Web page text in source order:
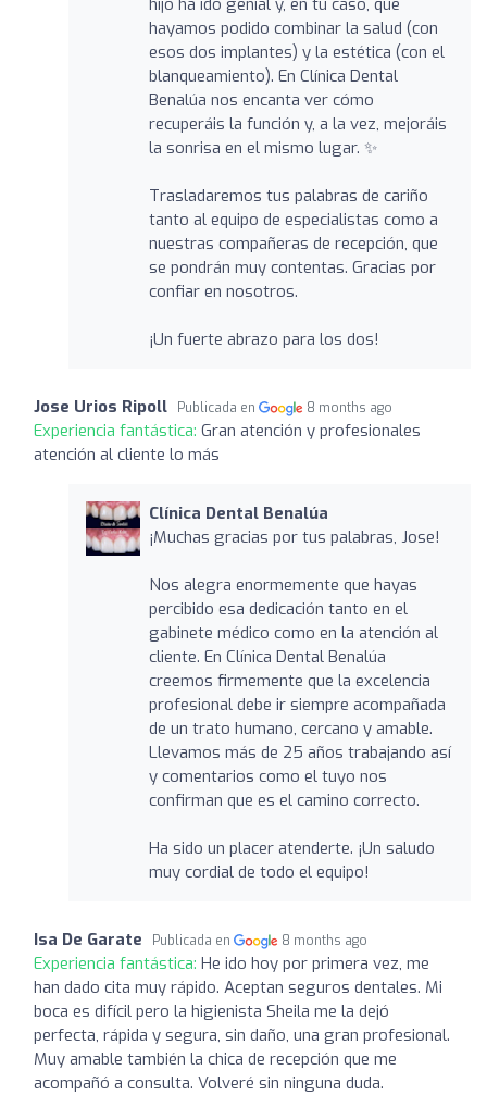
hayamos podido combinar la salud (con
esos dos implantes) y la estética (con el
blanqueamiento). En Clínica Dental
Benalúa nos encanta ver cómo
recuperáis la función y, a la vez, mejoráis
la sonrisa en el mismo lugar. ✨
Trasladaremos tus palabras de cariño
tanto al equipo de especialistas como a
nuestras compañeras de recepción, que
se pondrán muy contentas. Gracias por
confiar en nosotros.
¡Un fuerte abrazo para los dos!
Jose Urios Ripoll Publicada en 8 months ago
Experiencia fantástica: Gran atención y profesionales
atención al cliente lo más
Clínica Dental Benalúa
¡Muchas gracias por tus palabras, Jose!
Nos alegra enormemente que hayas
percibido esa dedicación tanto en el
gabinete médico como en la atención al
cliente. En Clínica Dental Benalúa
creemos firmemente que la excelencia
profesional debe ir siempre acompañada
de un trato humano, cercano y amable.
Llevamos más de 25 años trabajando así
y comentarios como el tuyo nos
confirman que es el camino correcto.
Ha sido un placer atenderte. ¡Un saludo
muy cordial de todo el equipo!
Isa De Garate Publicada en 8 months ago
Experiencia fantástica: He ido hoy por primera vez, me
han dado cita muy rápido. Aceptan seguros dentales. Mi
boca es difícil pero la higienista Sheila me la dejó
perfecta, rápida y segura, sin daño, una gran profesional.
Muy amable también la chica de recepción que me
acompañó a consulta. Volveré sin ninguna duda.